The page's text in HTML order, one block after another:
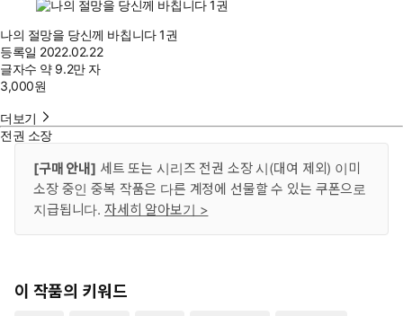
나의 절망을 당신께 바칩니다 1권
등록일 2022.02.22
글자수 약 9.2만 자
3,000원
더보기
전권 소장
[구매 안내] 세트 또는 시리즈 전권 소장 시(대여 제외) 이미
소장 중인 중복 작품은 다른 계정에 선물할 수 있는 쿠폰으로
지급됩니다. 자세히 알아보기 >
이 작품의 키워드